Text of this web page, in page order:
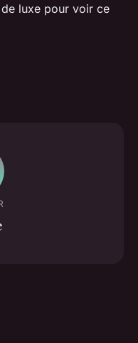
luxe pour voir ce